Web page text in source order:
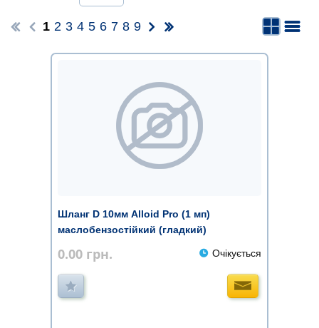
1 2 3 4 5 6 7 8 9
Шланг D 10мм Alloid Pro (1 мп)
маслобензостійкий (гладкий)
0.00 грн. Очікується